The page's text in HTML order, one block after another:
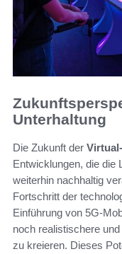
Unterhaltung
Die Zukunft der
Entwicklungen, die die
weiterhin nachhaltig
Fortschritt der
Einführung von 5G-
noch realistischere
zu kreieren. Dieses